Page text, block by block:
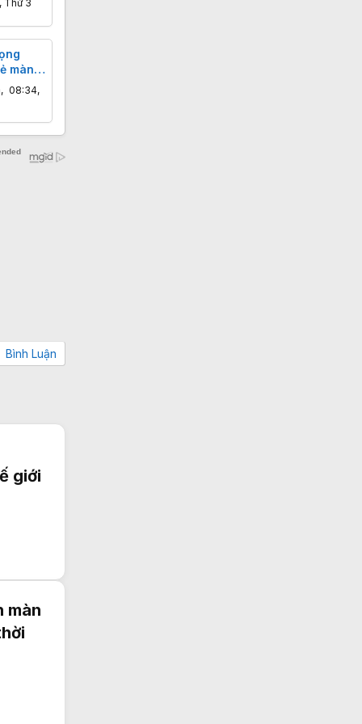
Thứ 3
màn
cho
điều
, 08:34,
Bình Luận
giới
màn